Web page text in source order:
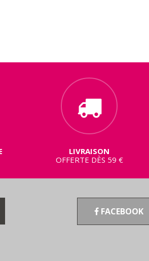
LIVRAISON
OFFERTE DÈS 59 €
FACEBOOK